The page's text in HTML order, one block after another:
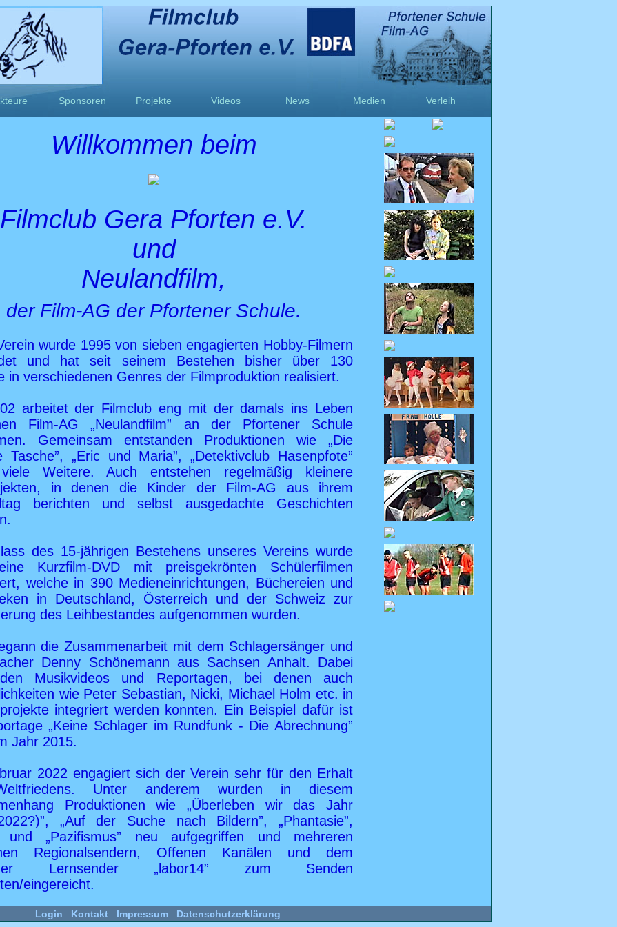
Sponsoren Projekte Videos News Medien Verleih
Willkommen beim
Filmclub Gera Pforten e.V.
und
Neulandfilm,
der Film-AG der Pfortener Schule.
wurde 1995 von sieben engagierten Hobby-Filmern
und hat seit seinem Bestehen bisher über 130
in verschiedenen Genres der Filmproduktion realisiert.
arbeitet der Filmclub eng mit der damals ins Leben
Film-AG „Neulandfilm” an der Pfortener Schule
Gemeinsam entstanden Produktionen wie „Die
Tasche”, „Eric und Maria”, „Detektivclub Hasenpfote”
Weitere. Auch entstehen regelmäßig kleinere
in denen die Kinder der Film-AG aus ihrem
berichten und selbst ausgedachte Geschichten
des 15-jährigen Bestehens unseres Vereins wurde
Kurzfilm-DVD mit preisgekrönten Schülerfilmen
welche in 390 Medieneinrichtungen, Büchereien und
in Deutschland, Österreich und der Schweiz zur
des Leihbestandes aufgenommen wurden.
die Zusammenarbeit mit dem Schlagersänger und
Denny Schönemann aus Sachsen Anhalt. Dabei
Musikvideos und Reportagen, bei denen auch
wie Peter Sebastian, Nicki, Michael Holm etc. in
integriert werden konnten. Ein Beispiel dafür ist
„Keine Schlager im Rundfunk - Die Abrechnung”
Jahr 2015.
2022 engagiert sich der Verein sehr für den Erhalt
Unter anderem wurden in diesem
Produktionen wie „Überleben wir das Jahr
„Auf der Suche nach Bildern”, „Phantasie”,
und „Pazifismus” neu aufgegriffen und mehreren
Regionalsendern, Offenen Kanälen und dem
Lernsender „labor14” zum Senden
eingereicht.
Login Kontakt Impressum Datenschutzerklärung